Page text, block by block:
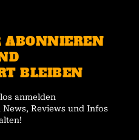
ABONNIEREN
BLEIBEN
anmelden
Reviews und Infos